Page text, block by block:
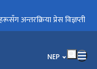
भाषा चयन गर्नुहोस्
NEP
अन्तरक्रिया प्रेस विज्ञप्ती